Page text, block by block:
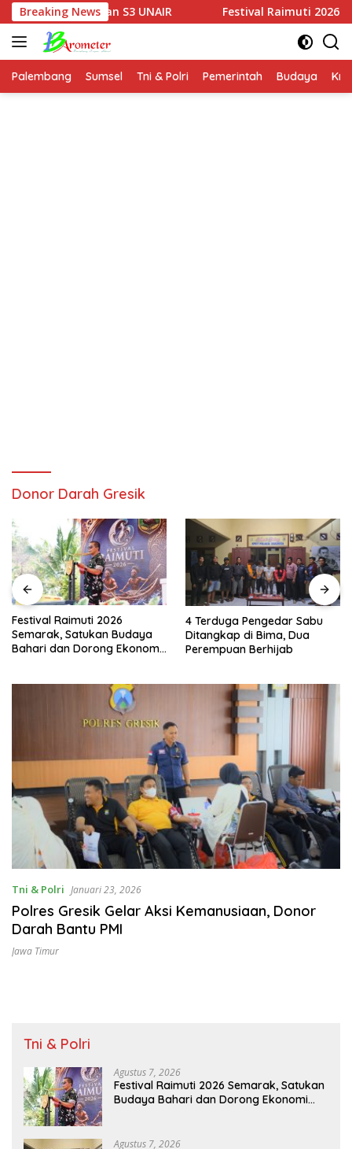
Langsung
ke
konten
Breaking News
Melanjutkan S3 UNAIR Festival Raimuti 2026
Palembang Sumsel Tni & Polri Pemerintah Budaya
Donor Darah Gresik
Festival Raimuti 2026
Semarak, Satukan Budaya
Bahari dan Dorong Ekonomi
4 Terduga Pengedar Sabu
Ditangkap di Bima, Dua
Perempuan Berhijab
Tni & Polri Januari 23, 2026
Polres Gresik Gelar Aksi Kemanusiaan, Donor
Darah Bantu PMI
Jawa Timur
Tni & Polri
Agustus 7, 2026
Festival Raimuti 2026 Semarak, Satukan
Budaya Bahari dan Dorong Ekonomi
Agustus 7, 2026